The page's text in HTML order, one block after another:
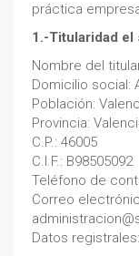
práctica
1.-Titularidad el
Nombre del
Domicilio social:
Población:
Provincia:
C.P.: 46005
C.I.F.: B98505092
Teléfono de
Correo
Datos registrales: